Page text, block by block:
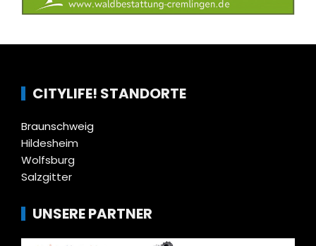
CITYLIFE! STANDORTE
Braunschweig
Hildesheim
Wolfsburg
Salzgitter
UNSERE PARTNER